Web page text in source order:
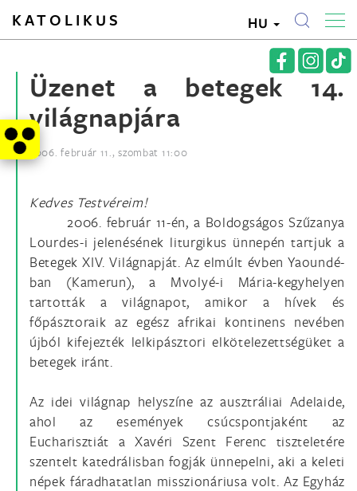
KATOLIKUS HU
Üzenet a betegek 14.
világnapjára
2006. február 11., szombat 11:00
Kedves Testvéreim!
2006. február 11-én, a Boldogságos Szűzanya
Lourdes-i jelenésének liturgikus ünnepén tartjuk a
Betegek XIV. Világnapját. Az elmúlt évben Yaoundé-
ban (Kamerun), a Mvolyé-i Mária-kegyhelyen
tartották a világnapot, amikor a hívek és
főpásztoraik az egész afrikai kontinens nevében
újból kifejezték lelkipásztori elkötelezettségüket a
betegek iránt.
Az idei világnap helyszíne az ausztráliai Adelaide,
ahol az események csúcspontjaként az
Eucharisztiát a Xavéri Szent Ferenc tiszteletére
szentelt katedrálisban fogják ünnepelni, aki a keleti
népek fáradhatatlan misszionáriusa volt. Az Egyház